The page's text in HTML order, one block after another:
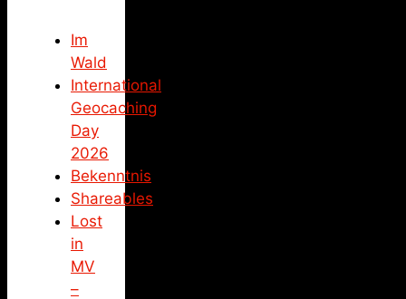
Im
Wald
International
Geocaching
Day
2026
Bekenntnis
Shareables
Lost
in
MV
–